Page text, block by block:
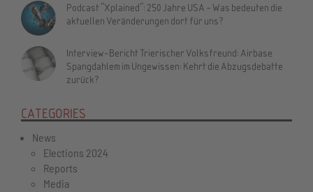
Podcast "Xplained": 250 Jahre USA – Was bedeuten die
aktuellen Veränderungen dort für uns?
Interview-Bericht Trierischer Volksfreund: Airbase
Spangdahlem im Ungewissen: Kehrt die Abzugsdebatte
zurück?
CATEGORIES
News
Elections 2024
Reports
Media